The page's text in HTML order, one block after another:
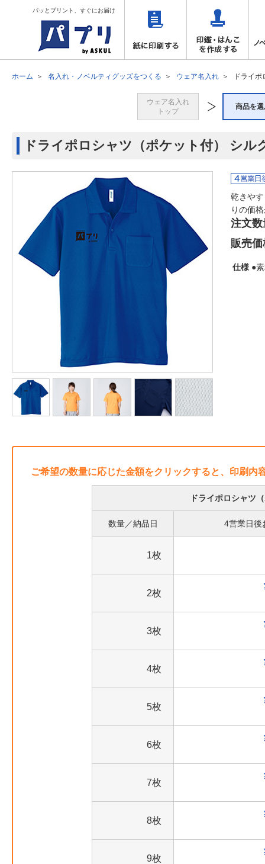
パッとプリント、すぐにお届け
ホーム 名入れ・ノベルティグッズをつくる ウェア名入れ ドライ
ウェア名入れ
トップ
商品を
ドライポロシャツ（ポケット付） シル
乾きや
りの価
注文数
販売価
仕様 ●
ご希望の数量に応じた金額をクリックすると、印刷内
ドライポロシャツ
数量／納品日 4営業日後
1枚
2枚
3枚
4枚
5枚
6枚
7枚
8枚
9枚